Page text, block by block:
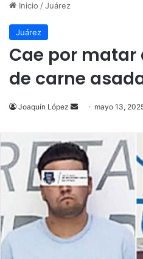
Inicio /Juárez
Juárez
Cae por matar
de carne
Joaquín López
Send
email
mayo 13,